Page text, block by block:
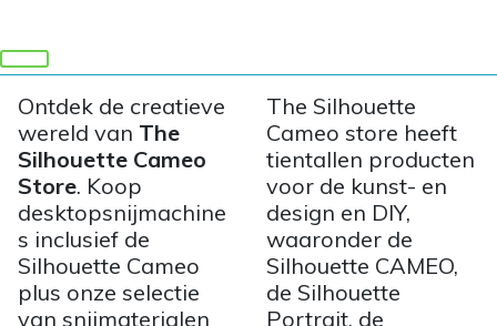
Ontdek de creatieve
wereld van The
Silhouette Cameo
Store. Koop
desktopsnijmachine
s inclusief de
Silhouette Cameo
plus onze selectie
van snijmaterialen
The Silhouette
Cameo store heeft
tientallen producten
voor de kunst- en
design en DIY,
waaronder de
Silhouette CAMEO,
de Silhouette
Portrait, de